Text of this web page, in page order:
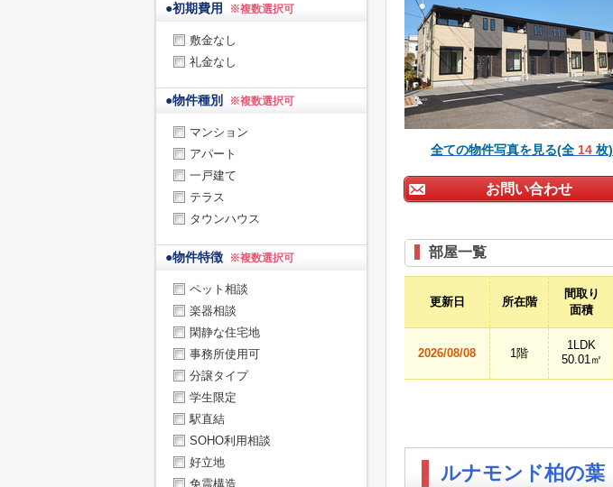
全ての物件写真を見る(全 14 枚)
お問い合わせ
部屋一覧
更新日 所在階
間取り
面積
2026/08/08 1階
1LDK
50.01㎡
ルナモンド柏の葉
●初期費用 ※複数選択可
敷金なし
礼金なし
●物件種別 ※複数選択可
マンション
アパート
一戸建て
テラス
タウンハウス
●物件特徴 ※複数選択可
ペット相談
楽器相談
閑静な住宅地
事務所使用可
分譲タイプ
学生限定
駅直結
SOHO利用相談
好立地
免震構造